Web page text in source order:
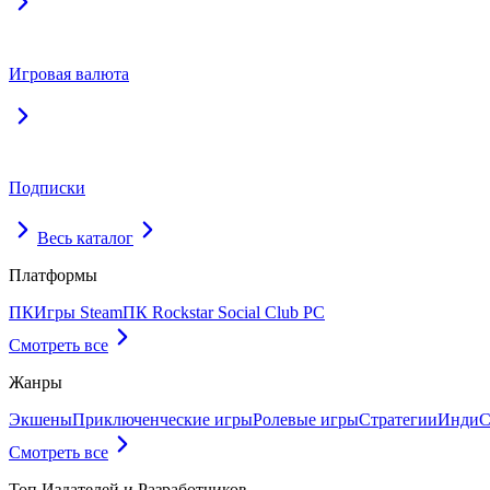
Игровая валюта
Подписки
Весь каталог
Платформы
ПКИгры SteamПК Rockstar Social Club PC
Смотреть все
Жанры
ЭкшеныПриключенческие игрыРолевые игрыСтратегииИнди
Смотреть все